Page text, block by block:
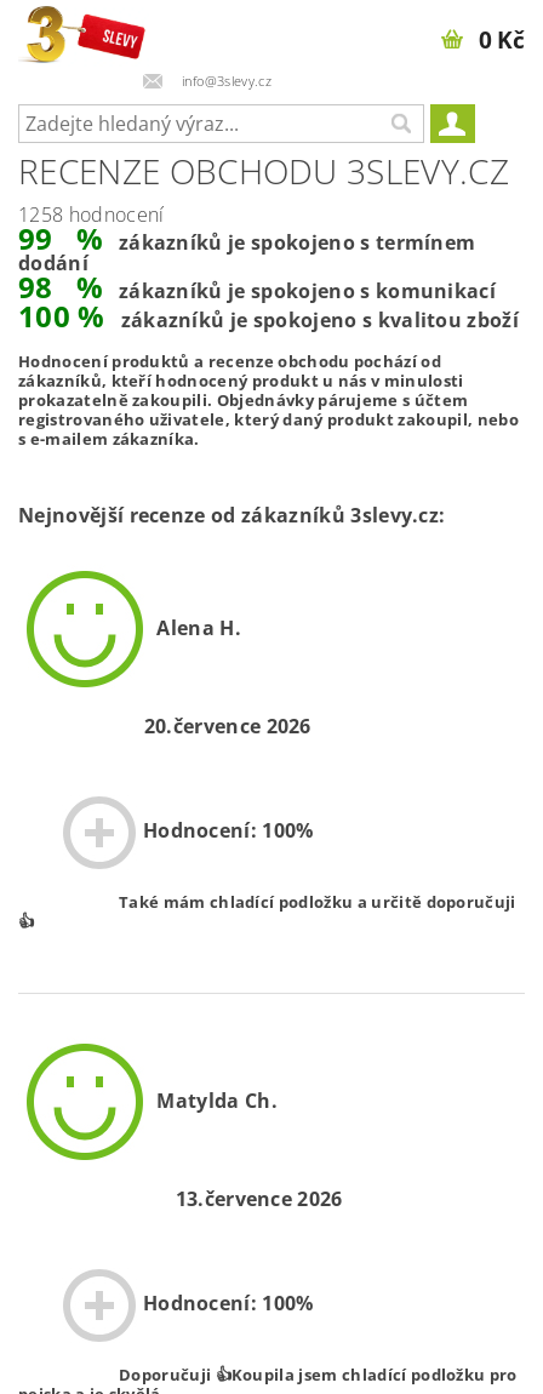
info@3slevy.cz
0 Kč
RECENZE OBCHODU 3SLEVY.CZ
1258 hodnocení
99 % zákazníků je spokojeno s termínem
dodání
98 % zákazníků je spokojeno s komunikací
100 % zákazníků je spokojeno s kvalitou zboží
Hodnocení produktů a recenze obchodu pochází od
zákazníků, kteří hodnocený produkt u nás v minulosti
prokazatelně zakoupili. Objednávky párujeme s účtem
registrovaného uživatele, který daný produkt zakoupil, nebo
s e-mailem zákazníka.
Nejnovější recenze od zákazníků 3slevy.cz:
Alena H.
20.července 2026
Hodnocení: 100%
Také mám chladící podložku a určitě doporučuji
👍
Matylda Ch.
13.července 2026
Hodnocení: 100%
Doporučuji 👍Koupila jsem chladící podložku pro